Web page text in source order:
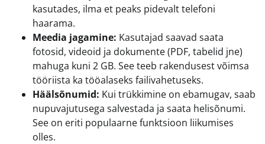
kasutades, ilma et peaks pidevalt telefoni
haarama.
Meedia jagamine: Kasutajad saavad saata
fotosid, videoid ja dokumente (PDF, tabelid jne)
mahuga kuni 2 GB. See teeb rakendusest võimsa
tööriista ka tööalaseks failivahetuseks.
Häälsõnumid: Kui trükkimine on ebamugav, saab
nupuvajutusega salvestada ja saata helisõnumi.
See on eriti populaarne funktsioon liikumises
olles.